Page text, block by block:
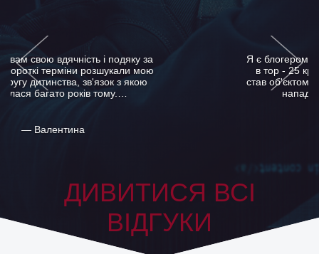
Я є блогером , часто мої пости потрапляють
в тор - 25 кращих постів , але в один час
став об'єктом несправедливих звинувачень і
нападок з боку моїх деяких…
ДИВИТИСЯ ВСІ
ВІДГУКИ